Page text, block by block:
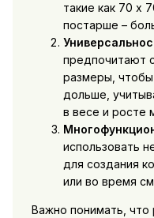
такие как 70 х
постарше –
предпочитают
размеры, чтобы
дольше,
в весе и росте
использовать
для создания
или во время
Важно понимать, что